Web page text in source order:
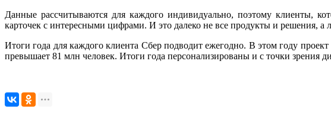
Данные рассчитываются для каждого индивидуально, поэтому клиенты,
карточек с интересными цифрами. И это далеко не все продукты и решения, а
Итоги года для каждого клиента Сбер подводит ежегодно. В этом году
превышает 81 млн человек. Итоги года персонализированы и с точки зрения